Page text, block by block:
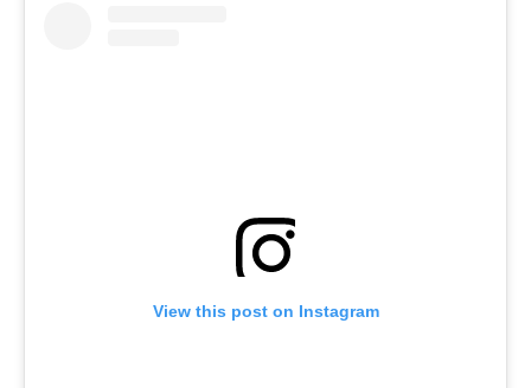
View this post on Instagram